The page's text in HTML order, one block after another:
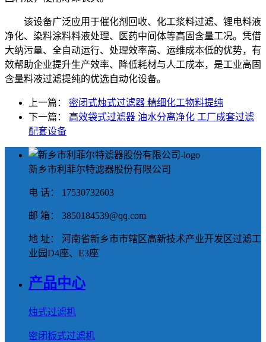
该设备广泛应用于催化剂回收、化工浆料过滤、锂电料液
净化、染料涂料料液处理、医药中间体等高固含量工况。凭借
大纳污量、全自动运行、处理效率高、运维成本低的优势，有
效帮助企业提升生产效率、降低耗材与人工成本，是工业高固
含量料液过滤提纯的优选自动化设备。
上一篇： 密闭式烛式过滤器 精细化工物料提纯
下一篇： 高效袋式过滤器 油水分离净化 工厂成套过滤
配套设备
新乡市利菲尔特滤器股份有限公司
电 话： 17530732603
邮 箱： 3850184539@qq.com
地 址： 河南省新乡市市辖区高新技术产业开发区过滤工
业园D4座、E3座
产品中心
烛式过滤机
密闭板式过滤机